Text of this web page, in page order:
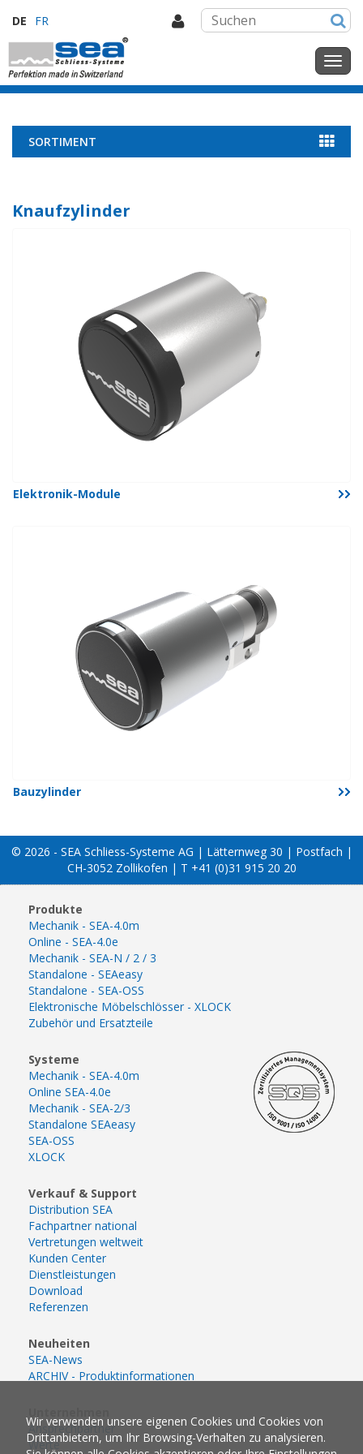
DE FR
SORTIMENT
Knaufzylinder
Elektronik-Module
Bauzylinder
© 2026 - SEA Schliess-Systeme AG | Lätternweg 30 | Postfach |
CH-3052 Zollikofen | T +41 (0)31 915 20 20
Produkte
Mechanik - SEA-4.0m
Online - SEA-4.0e
Mechanik - SEA-N / 2 / 3
Standalone - SEAeasy
Standalone - SEA-OSS
Elektronische Möbelschlösser - XLOCK
Zubehör und Ersatzteile
Systeme
Mechanik - SEA-4.0m
Online SEA-4.0e
Mechanik - SEA-2/3
Standalone SEAeasy
SEA-OSS
XLOCK
Verkauf & Support
Distribution SEA
Fachpartner national
Vertretungen weltweit
Kunden Center
Dienstleistungen
Download
Referenzen
Neuheiten
SEA-News
ARCHIV - Produktinformationen
Ansprechpartner
Werte
Wir verwenden unsere eigenen Cookies und Cookies von
Drittanbietern, um Ihr Browsing-Verhalten zu analysieren.